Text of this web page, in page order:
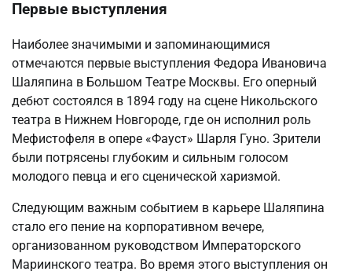
Первые выступления
Наиболее значимыми и запоминающимися
отмечаются первые выступления Федора Ивановича
Шаляпина в Большом Театре Москвы. Его оперный
дебют состоялся в 1894 году на сцене Никольского
театра в Нижнем Новгороде, где он исполнил роль
Мефистофеля в опере «Фауст» Шарля Гуно. Зрители
были потрясены глубоким и сильным голосом
молодого певца и его сценической харизмой.
Следующим важным событием в карьере Шаляпина
стало его пение на корпоративном вечере,
организованном руководством Императорского
Мариинского театра. Во время этого выступления он